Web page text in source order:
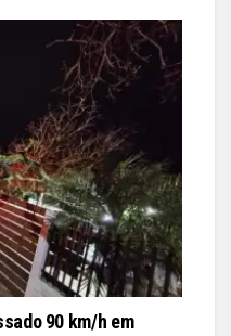
90 km/h em